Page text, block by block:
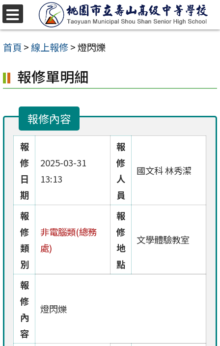
跳
至
主
內
容
首頁 >線上報修>燈閃爍
報修單明細
報修內容
報
修
日
期
2025-03-31
13:13
報
修
人
員
國文科 林秀潔
報
修
類
別
非電腦類(總務
處)
報
修
地
點
文學體驗教室
報
修
內
容
燈閃爍
選
單